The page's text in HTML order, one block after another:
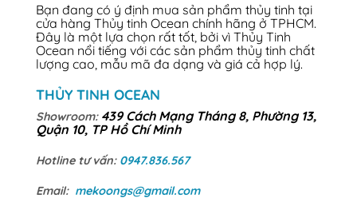
Bạn đang có ý định mua sản phẩm thủy tinh tại
cửa hàng Thủy tinh Ocean chính hãng ở TPHCM.
Đây là một lựa chọn rất tốt, bởi vì Thủy Tinh
Ocean nổi tiếng với các sản phẩm thủy tinh chất
lượng cao, mẫu mã đa dạng và giá cả hợp lý.
THỦY TINH OCEAN
Showroom: 439 Cách Mạng Tháng 8, Phường 13,
Quận 10, TP Hồ Chí Minh
Hotline tư vấn: 0947.836.567
Email: mekoongs@gmail.com